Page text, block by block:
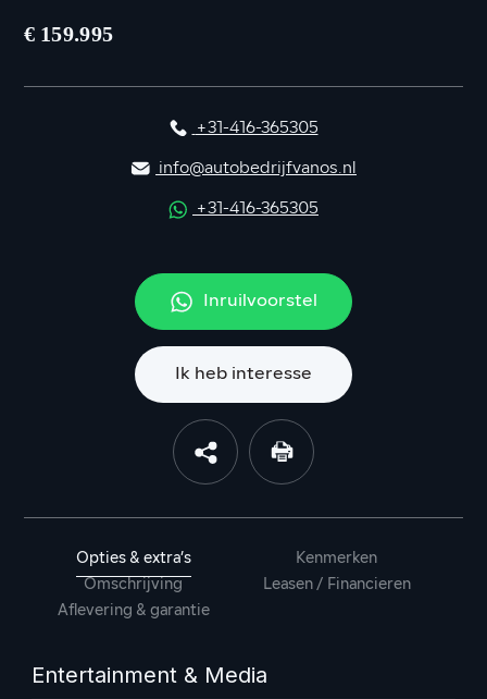
€ 159.995
+31-416-365305
info@autobedrijfvanos.nl
+31-416-365305
Inruilvoorstel
Ik heb interesse
Opties & extra’s
Kenmerken
Omschrijving
Leasen / Financieren
Aflevering & garantie
Entertainment & Media